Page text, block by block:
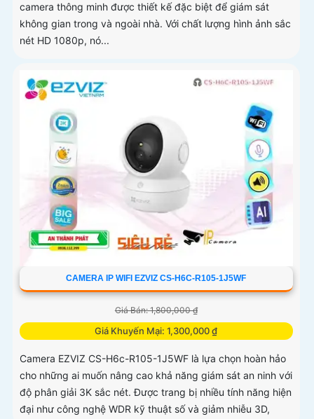
camera thông minh được thiết kế đặc biệt để giám sát
không gian trong và ngoài nhà. Với chất lượng hình ảnh sắc
nét HD 1080p, nó...
CAMERA IP WIFI EZVIZ CS-H6C-R105-1J5WF
Giá Bán: 1,800,000 ₫
Giá Khuyến Mại: 1,300,000 ₫
Camera EZVIZ CS-H6c-R105-1J5WF là lựa chọn hoàn hảo
cho những ai muốn nâng cao khả năng giám sát an ninh với
độ phân giải 3K sắc nét. Được trang bị nhiều tính năng hiện
đại như công nghệ WDR kỹ thuật số và giảm nhiễu 3D,